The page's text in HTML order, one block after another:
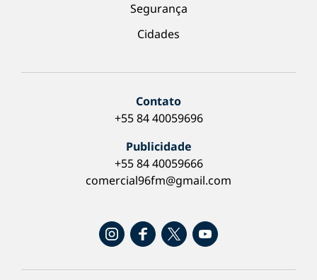
Segurança
Cidades
Contato
+55 84 40059696
Publicidade
+55 84 40059666
comercial96fm@gmail.com